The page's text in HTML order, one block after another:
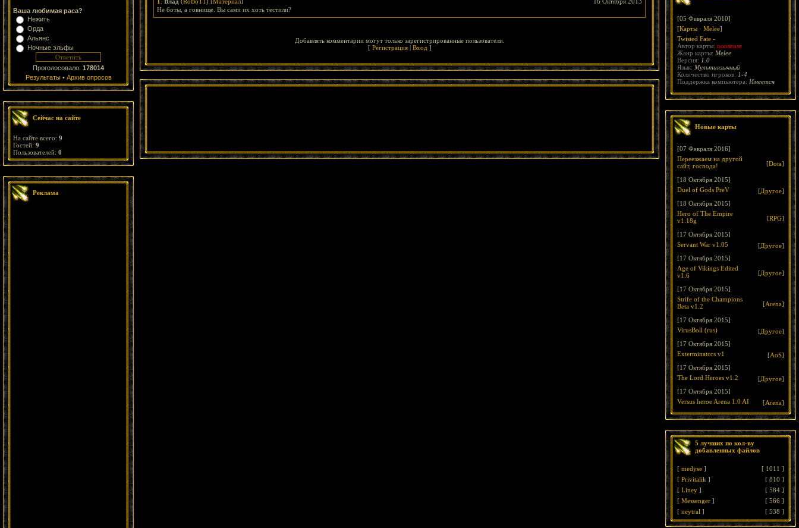
Ваша любимая раса?
Нежить
Орда
Альянс
Ночные эльфы
Проголосовало: 178014
Результаты• Архив опросов
Сейчас на сайте
На сайте всего: 9
Гостей: 9
Пользователей: 0
Реклама
Не боты, а говнище. Вы сами их хоть тестили?
Добавлять комментарии могут только зарегистрированные пользователи.
[ Регистрация| Вход ]
[05 Февраля 2010]
[Карты · Melee]
Twisted Fate -
Автор карты: nonsense
Жанр карты: Melee
Версия: 1.0
Язык: Мультиязычный
Количество игроков: 1-4
Поддержка компьютера: Имеется
Новые карты
[07 Февраля 2016]
Переезжаем на другой
сайт, господа!
[Dota]
[18 Октября 2015]
Duel of Gods PreV
[Другое]
[18 Октября 2015]
Hero of The Empire
v1.18g
[RPG]
[17 Октября 2015]
Servant War v1.05
[Другое]
[17 Октября 2015]
Age of Vikings Edited
v1.6
[Другое]
[17 Октября 2015]
Strife of the Champions
Beta v1.2
[Arena]
[17 Октября 2015]
VirusBoll (rus)
[Другое]
[17 Октября 2015]
Exterminators v1
[AoS]
[17 Октября 2015]
The Lord Heroes v1.2
[Другое]
[17 Октября 2015]
Versus heroe Arena 1.0 AI
[Arena]
5 лучших по кол-ву
добавленных файлов
[ medyse ] [ 1011 ]
[ Privitalik ] [ 810 ]
[ Liney ] [ 584 ]
[ Messenger ] [ 566 ]
[ neytral ] [ 538 ]